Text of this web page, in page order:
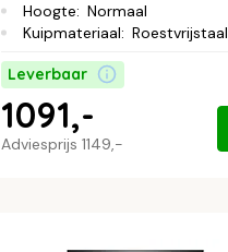
Hoogte: Normaal
Kuipmateriaal: Roestvrijstaal
Leverbaar
Adviesprijs 1149,-
1091,-